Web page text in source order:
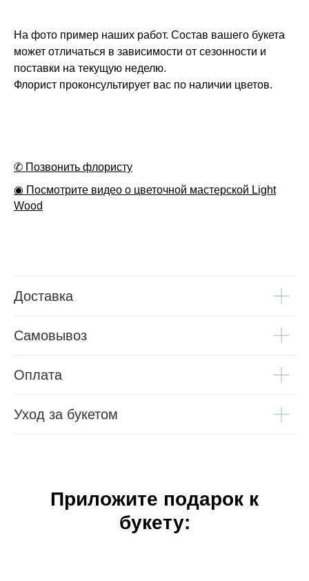
На фото пример наших работ. Состав вашего букета
может отличаться в зависимости от сезонности и
поставки на текущую неделю.
Флорист проконсультирует вас по наличии цветов.
✆ Позвонить флористу
◉ Посмотрите видео о цветочной мастерской Light
Wood
Доставка
Самовывоз
Оплата
Уход за букетом
Приложите подарок к
букету: